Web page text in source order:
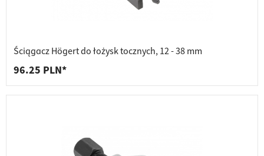
Ściągacz Högert do łożysk tocznych, 12 - 38 mm
96.25 PLN*